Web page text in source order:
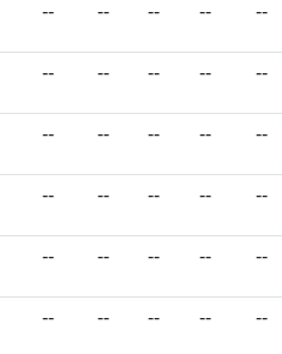
-- -- -- -- --
-- -- -- -- --
-- -- -- -- --
-- -- -- -- --
-- -- -- -- --
-- -- -- -- --